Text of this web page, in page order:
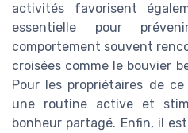
activités favorisent
essentielle pour
comportement souvent
croisées comme le bouvier
Pour les propriétaires de
une routine active et
bonheur partagé. Enfin, il